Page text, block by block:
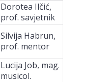
Dorotea Ilčić,
prof. savjetnik
Silvija Habrun,
prof. mentor
Lucija Job, mag.
musicol.